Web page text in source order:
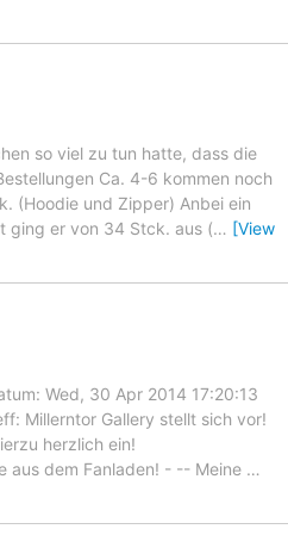
so viel zu tun hatte, dass die
Ca. 4-6 kommen noch
(Hoodie und Zipper) Anbei ein
ging er von 34 Stck. aus (… [View
Wed, 30 Apr 2014 17:20:13
Millerntor Gallery stellt sich vor!
herzlich ein!
aus dem Fanladen! - -- Meine …